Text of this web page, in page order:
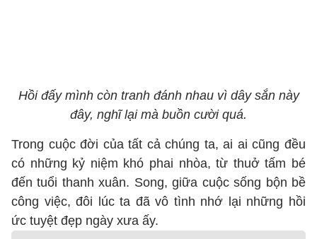
Hồi đấy mình còn tranh đánh nhau vì dây sắn này
đây, nghĩ lại mà buồn cười quá.
Trong cuộc đời của tất cả chúng ta, ai ai cũng đều
có những kỷ niệm khó phai nhòa, từ thuở tấm bé
đến tuổi thanh xuân. Song, giữa cuộc sống bộn bề
công việc, đôi lúc ta đã vô tình nhớ lại những hồi
ức tuyệt đẹp ngày xưa ấy.